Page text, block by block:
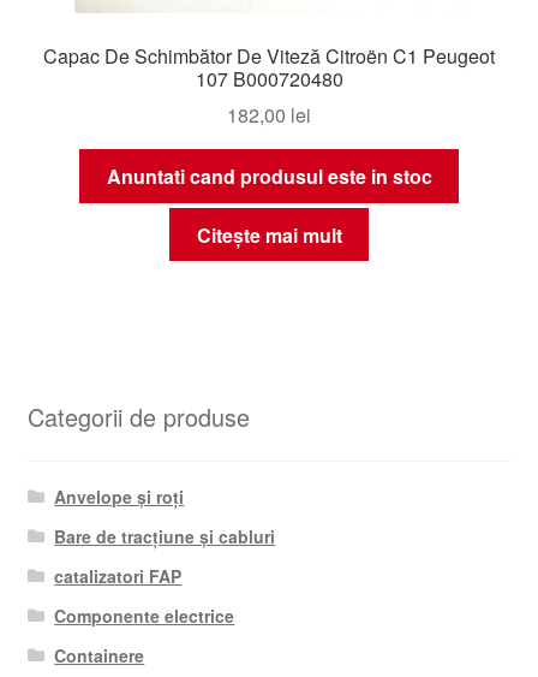
Capac De Schimbător De Viteză Citroën C1 Peugeot
107 B000720480
182,00 lei
Anuntati cand produsul este in stoc
Citește mai mult
Categorii de produse
Anvelope și roți
Bare de tracțiune și cabluri
catalizatori FAP
Componente electrice
Containere